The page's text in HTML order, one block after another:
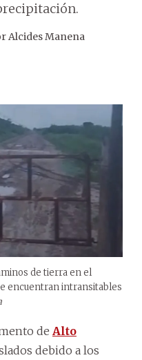
Alcides Manena
de tierra en el
encuentran intransitables
de Alto
debido a los